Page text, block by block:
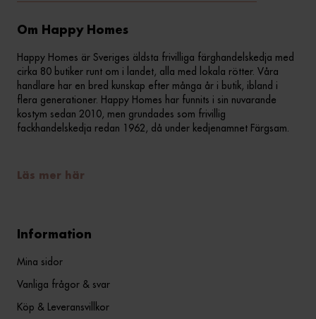
Om Happy Homes
Happy Homes är Sveriges äldsta frivilliga färghandelskedja med
cirka 80 butiker runt om i landet, alla med lokala rötter. Våra
handlare har en bred kunskap efter många år i butik, ibland i
flera generationer. Happy Homes har funnits i sin nuvarande
kostym sedan 2010, men grundades som frivillig
fackhandelskedja redan 1962, då under kedjenamnet Färgsam.
Läs mer här
Information
Mina sidor
Vanliga frågor & svar
Köp & Leveransvillkor